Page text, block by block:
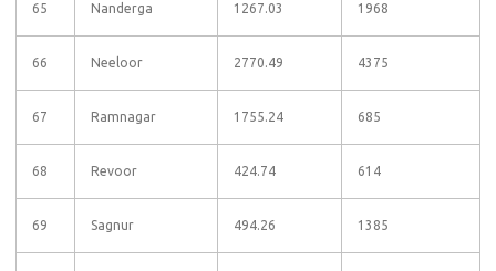
65 Nanderga 1267.03 1968
66 Neeloor 2770.49 4375
67 Ramnagar 1755.24 685
68 Revoor 424.74 614
69 Sagnur 494.26 1385